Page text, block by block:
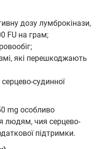
дозу лумброкінази,
FU на грам;
які перешкоджають
судинної
mg особливо
людям, чия серцево-
підтримки.